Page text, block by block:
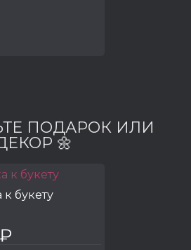
ПОДАРОК ИЛИ
🌼
букету